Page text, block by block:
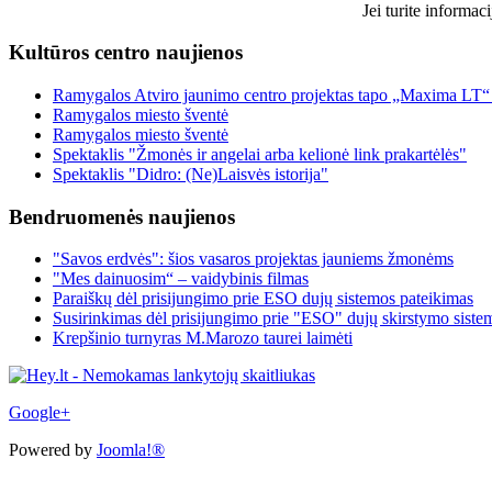
Jei turite
Kultūros centro naujienos
Ramygalos Atviro jaunimo centro projektas tapo „Maxima
Ramygalos miesto šventė
Ramygalos miesto šventė
Spektaklis "Žmonės ir angelai arba kelionė link prakartėlės"
Spektaklis "Didro: (Ne)Laisvės istorija"
Bendruomenės naujienos
"Savos erdvės": šios vasaros projektas jauniems žmonėms
"Mes dainuosim“ – vaidybinis filmas
Paraiškų dėl prisijungimo prie ESO dujų sistemos pateikimas
Susirinkimas dėl prisijungimo prie "ESO" dujų skirstymo
Krepšinio turnyras M.Marozo taurei laimėti
Google+
Powered by Joomla!®